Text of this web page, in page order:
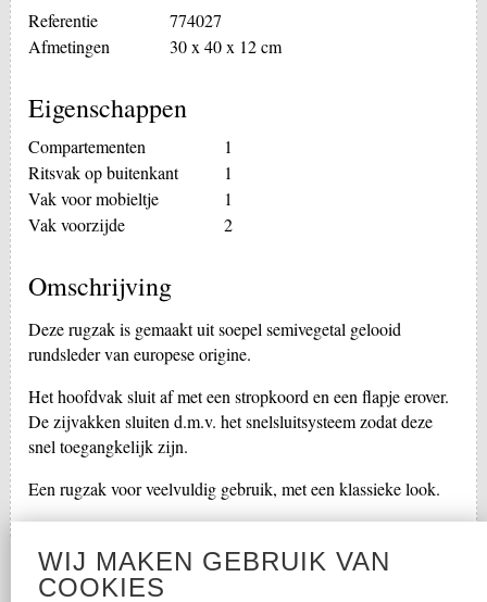
Referentie
774027
Afmetingen
30 x 40 x 12 cm
Eigenschappen
Compartementen
1
Ritsvak op buitenkant
1
Vak voor mobieltje
1
Vak voorzijde
2
Omschrijving
Deze rugzak is gemaakt uit soepel semivegetal gelooid
rundsleder van europese origine.
Het hoofdvak sluit af met een stropkoord en een flapje erover.
De zijvakken sluiten d.m.v. het snelsluitsysteem zodat deze
snel toegangkelijk zijn.
Een rugzak voor veelvuldig gebruik, met een klassieke look.
WIJ MAKEN GEBRUIK VAN
COOKIES